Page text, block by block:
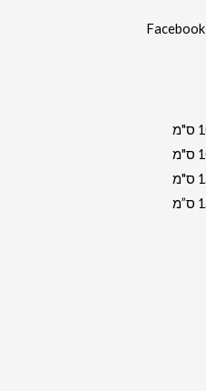
Facebook